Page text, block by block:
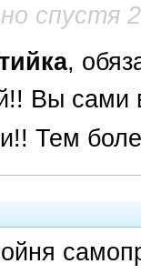
спустя
,
Вы сами
Тем